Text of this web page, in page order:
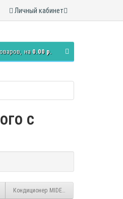
Личный кабинет
на 0.00 р.
с
MSAG1-18HRN1-I/O
Кондиционер MIDEA Favorite MSFRW-